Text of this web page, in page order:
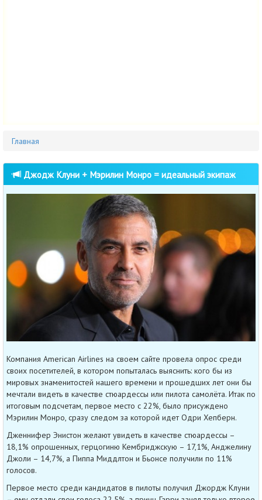
Главная
Джодж Клуни + Мэрилин Монро = идеальный экипаж
Компания American Airlines на своем сайте провела опрос среди
своих посетителей, в котором попыталась выяснить: кого бы из
мировых знаменитостей нашего времени и прошедших лет они бы
мечтали видеть в качестве стюардессы или пилота самолёта. Итак по
итоговым подсчетам, первое место с 22%, было присуждено
Мэрилин Монро, сразу следом за которой идет Одри Хепберн.
Дженнифер Энистон желают увидеть в качестве стюардессы –
18,1% опрошенных, герцогиню Кембриджскую – 17,1%, Анджелину
Джоли – 14,7%, а Пиппа Миддлтон и Бьонсе получили по 11%
голосов.
Первое место среди кандидатов в пилоты получил Джордж Клуни